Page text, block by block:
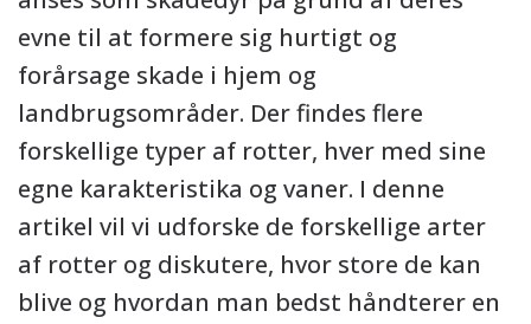
evne til at formere sig hurtigt og
forårsage skade i hjem og
landbrugsområder. Der findes flere
forskellige typer af rotter, hver med sine
egne karakteristika og vaner. I denne
artikel vil vi udforske de forskellige arter
af rotter og diskutere, hvor store de kan
blive og hvordan man bedst håndterer en